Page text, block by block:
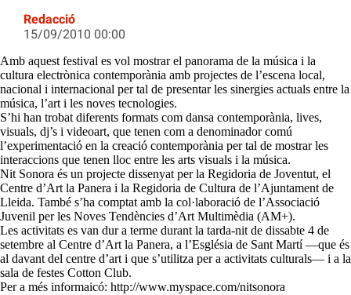
Redacció
15/09/2010 00:00
Amb aquest festival es vol mostrar el panorama de la música i la
cultura electrònica contemporània amb projectes de l’escena local,
nacional i internacional per tal de presentar les sinergies actuals entre la
música, l’art i les noves tecnologies.
S’hi han trobat diferents formats com dansa contemporània, lives,
visuals, dj’s i videoart, que tenen com a denominador comú
l’experimentació en la creació contemporània per tal de mostrar les
interaccions que tenen lloc entre les arts visuals i la música.
Nit Sonora és un projecte dissenyat per la Regidoria de Joventut, el
Centre d’Art la Panera i la Regidoria de Cultura de l’Ajuntament de
Lleida. També s’ha comptat amb la col·laboració de l’Associació
Juvenil per les Noves Tendències d’Art Multimèdia (AM+).
Les activitats es van dur a terme durant la tarda-nit de dissabte 4 de
setembre al Centre d’Art la Panera, a l’Església de Sant Martí —que és
al davant del centre d’art i que s’utilitza per a activitats culturals— i a la
sala de festes Cotton Club.
Per a més informaicó: http://www.myspace.com/nitsonora